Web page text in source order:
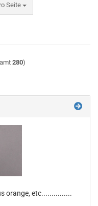
Seite
280)
orange, etc...............